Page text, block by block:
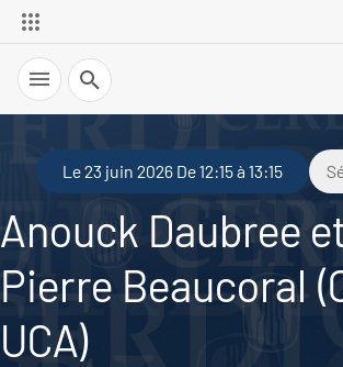
Recherche
Le 23 juin 2026 De 12:15 à 13:15
Anouck Daubree
Pierre Beaucoral
UCA)